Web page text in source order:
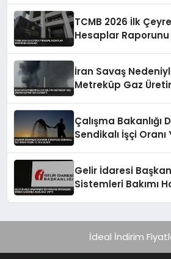
TCMB 2026 İlk
Hesaplar Raporunu
İran Savaş
Metreküp Gaz
Çalışma Bakanlığı
Sendikalı İşçi Oranı
Gelir İdaresi
Sistemleri Bakımı
İdeal İndirim